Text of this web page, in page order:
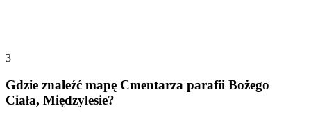
3
Gdzie znaleźć mapę Cmentarza parafii Bożego
Ciała, Międzylesie?